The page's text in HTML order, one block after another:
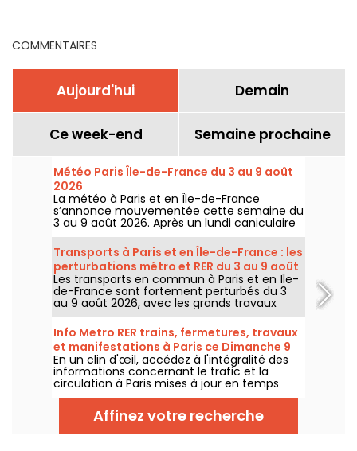
COMMENTAIRES
Aujourd'hui Demain
Ce week-end Semaine prochaine
Météo Paris Île-de-France du 3 au 9 août
2026
La météo à Paris et en Île-de-France
s’annonce mouvementée cette semaine du
3 au 9 août 2026. Après un lundi caniculaire
marqué par un risque d’orages, les
températures vont progressivement baisser
avant le retour d’un temps plus chaud et
ensoleillé pour le week-end.
Transports à Paris et en Île-de-France : les
perturbations métro et RER du 3 au 9 août
2026
Les transports en commun à Paris et en Île-
de-France sont fortement perturbés du 3
au 9 août 2026, avec les grands travaux
d'été qui impactent très durement
certaines lignes, selon la RATP et SNCF.
Info Metro RER trains, fermetures, travaux
et manifestations à Paris ce Dimanche 9
août 2026
En un clin d'œil, accédez à l'intégralité des
informations concernant le trafic et la
circulation à Paris mises à jour en temps
réel. Metro RER et Transilien de la RATP,
travaux, circulation, grands évènements et
manifestations, on vous donne toutes les
informations pratiques à connaître avant de
Affinez votre recherche